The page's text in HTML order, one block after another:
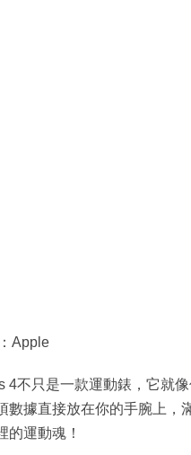
Apple
4不只是一款運動錶，它就
數據直接放在你的手腕上，
的運動魂！